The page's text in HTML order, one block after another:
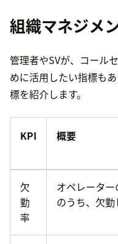
組織マネジメ
管理者やSVが、コール
めに活用したい指標も
標を紹介します。
KPI 概要
欠
勤
率
オペレータ
のうち、欠